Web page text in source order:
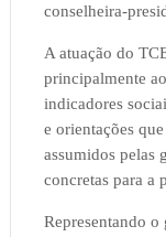
conselheira-
A atuação do
principalmente
indicadores
e orientações
assumidos pelas
concretas para a
Representando